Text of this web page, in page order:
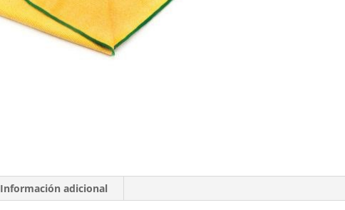
Información adicional